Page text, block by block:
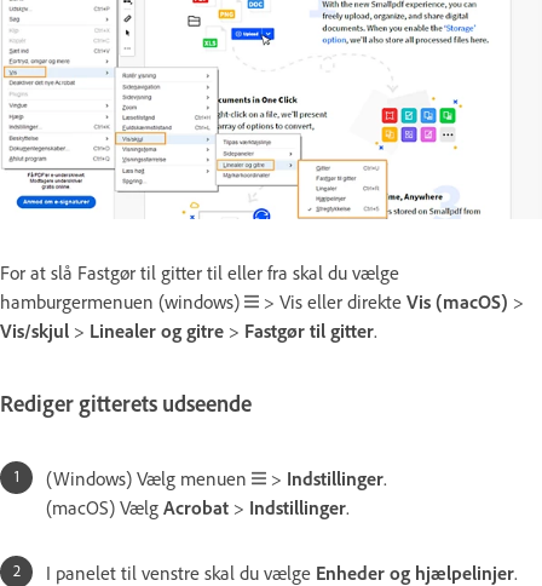
For at slå Fastgør til gitter til eller fra skal du vælge
hamburgermenuen (windows)
> Vis eller direkte Vis (macOS) >
Vis/skjul > Linealer og gitre > Fastgør til gitter.
Rediger gitterets udseende
(Windows) Vælg menuen > Indstillinger.
(macOS) Vælg Acrobat > Indstillinger.
I panelet til venstre skal du vælge Enheder og hjælpelinjer.